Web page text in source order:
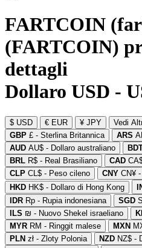
FARTCOIN
(FARTCOIN)
dettagli
Dollaro USD -
$ USD € EUR ¥ JPY
Vedi
GBP £ - Sterlina Britannica ARS
AUD AU$ - Dollaro australiano
BRL R$ - Real Brasiliano CAD
CLP CL$ - Peso cileno CNY CN¥
HKD HK$ - Dollaro di Hong Kong
IDR Rp - Rupia indonesiana SGD
ILS ₪ - Nuovo Shekel israeliano
MYR RM - Ringgit malese MXN
PLN zł - Zloty Polonia NZD NZ$ -